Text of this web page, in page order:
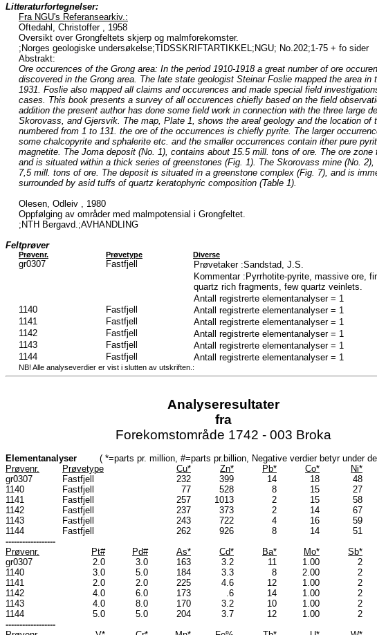
Litteraturfortegnelser:
Fra NGU's Referansearkiv.:
Oftedahl, Christoffer , 1958
Oversikt over Grongfeltets skjerp og malmforekomster.
;Norges geologiske undersøkelse;TIDSSKRIFTARTIKKEL;NGU; No.202;1-75 + fo sider
Abstrakt:
Ore occurences of the Grong area: In the period 1910-1918 a great number of ore
discovered in the Grong area. The late state geologist Steinar Foslie mapped the area in
1931. Foslie also mapped all claims and occurences and made special field
cases. This book presents a survey of all occurences chiefly based on the field
addition the present author has done some field work in connection with the three large
Skorovass, and Gjersvik. The map, Plate 1, shows the areal geology and the location of
numbered from 1 to 131. the ore of the occurrences is chiefly pyrite. The larger
some chalcopyrite and sphalerite etc. and the smaller occurrences contain ither pure
magnetite. The Joma deposit (No. 1), contains about 15.5 mill. tons of ore. The ore zone
and is situated within a thick series of greenstones (Fig. 1). The Skorovass mine (No. 2),
7,5 mill. tons of ore. The deposit is situated in a greenstone complex (Fig. 7), and is
surrounded by asid tuffs of quartz keratophyric composition (Table 1).
Olesen, Odleiv , 1980
Oppfølging av områder med malmpotensial i Grongfeltet.
;NTH Bergavd.;AVHANDLING
Feltprøver
Prøvenr. Prøvetype Diverse
gr0307 Fastfjell
Prøvetaker :Sandstad, J.S.
Kommentar :Pyrrhotite-pyrite, massive ore,
quartz rich fragments, few quartz veinlets.
Antall registrerte elementanalyser = 1
1140
Fastfjell
Antall registrerte elementanalyser = 1
1141
Fastfjell
Antall registrerte elementanalyser = 1
1142
Fastfjell
Antall registrerte elementanalyser = 1
1143
Fastfjell
Antall registrerte elementanalyser = 1
1144
Fastfjell Antall registrerte elementanalyser = 1
NB! Alle analyseverdier er vist i slutten av utskriften.:
Analyseresultater
fra
Forekomstområde 1742 - 003 Broka
Elementanalyser
( *=parts pr. million, #=parts pr.billion, Negative verdier betyr under
Prøvenr.
Prøvetype Cu* Zn* Pb* Co* Ni*
gr0307
Fastfjell 232 399 14 18 48
1140
Fastfjell 77 528 8 15 27
1141
Fastfjell 257 1013 2 15 58
1142
Fastfjell 237 373 2 14 67
1143
Fastfjell 243 722 4 16 59
1144
Fastfjell 262 926 8 14 51
------------------
Prøvenr.
Pt# Pd# As* Cd* Ba* Mo* Sb*
gr0307
2.0 3.0 163 3.2 11 1.00 2
1140
3.0 5.0 184 3.3 8 2.00 2
1141
2.0 2.0 225 4.6 12 1.00 2
1142
4.0 6.0 173 .6 14 1.00 2
1143
4.0 8.0 170 3.2 10 1.00 2
1144
5.0 5.0 204 3.7 12 1.00 2
------------------